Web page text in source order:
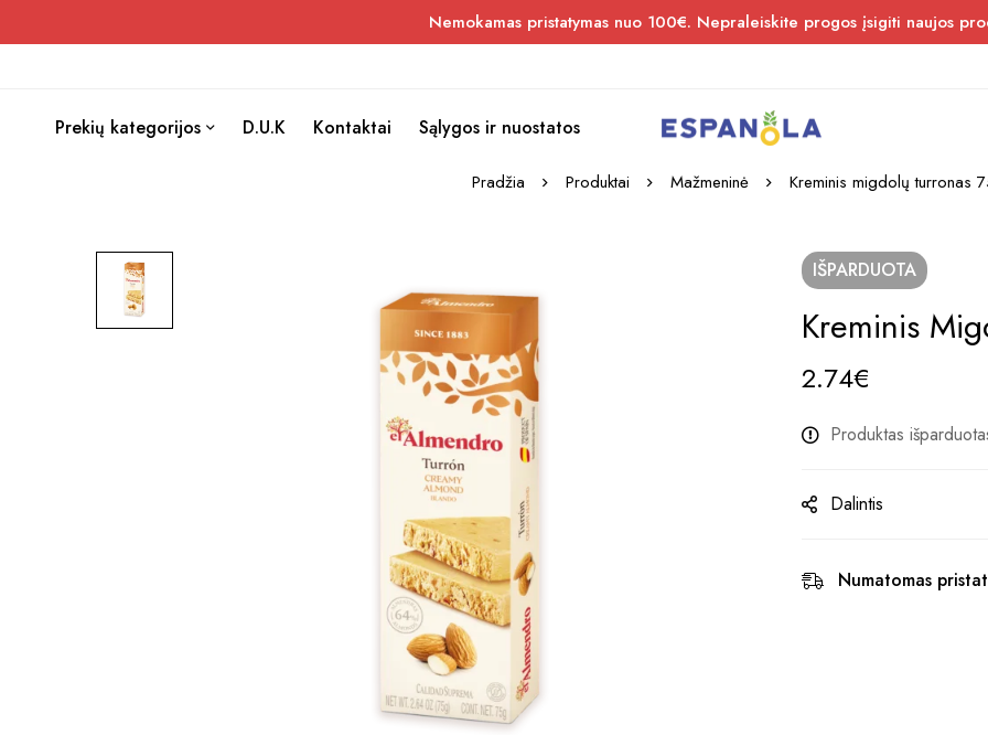
Nemokamas pristatymas nuo 100€. Nepraleiskite progos įsigiti naujos
Prekių kategorijos D.U.K Kontaktai Sąlygos ir nuostatos
Pradžia Produktai Mažmeninė Kreminis migdolų turronas
IŠPARDUOTA
Kreminis
2.74€
Produktas
Dalintis
Numatomas